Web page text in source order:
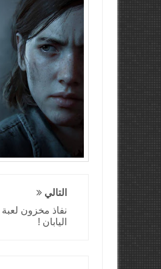
التالي
اليابان !